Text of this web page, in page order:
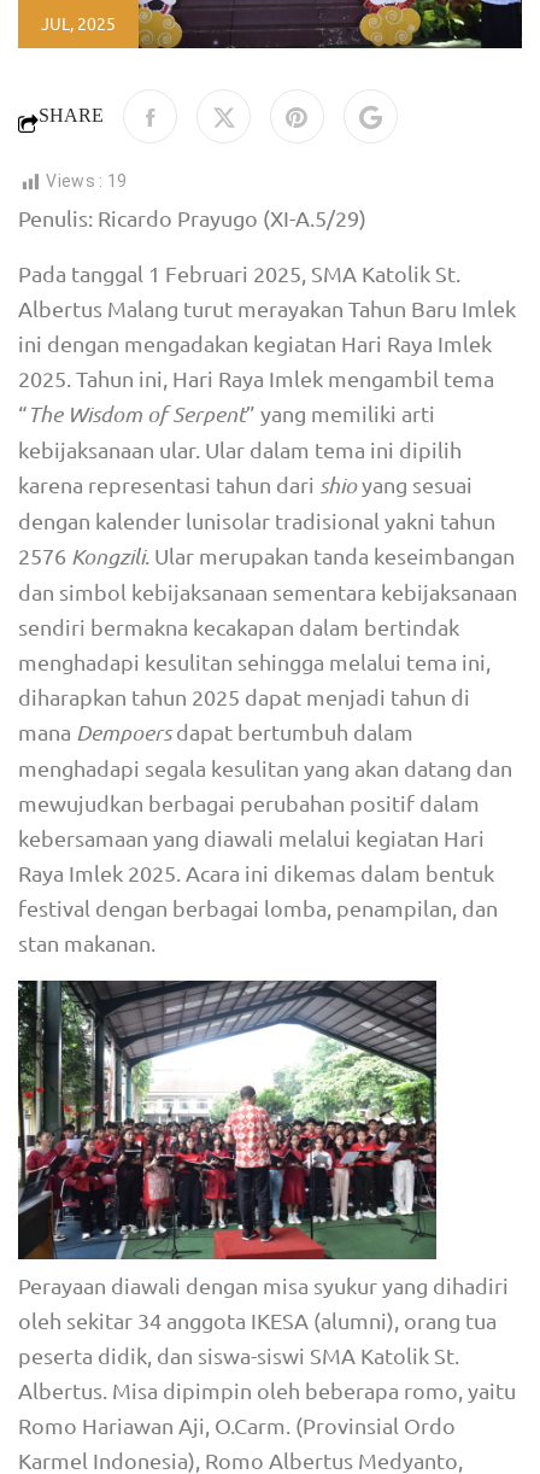
JUL, 2025
SHARE
Views : 19
Penulis: Ricardo Prayugo (XI-A.5/29)
Pada tanggal 1 Februari 2025, SMA Katolik St.
Albertus Malang turut merayakan Tahun Baru Imlek
ini dengan mengadakan kegiatan Hari Raya Imlek
2025. Tahun ini, Hari Raya Imlek mengambil tema
“The Wisdom of Serpent” yang memiliki arti
kebijaksanaan ular. Ular dalam tema ini dipilih
karena representasi tahun dari shioyang sesuai
dengan kalender lunisolar tradisional yakni tahun
2576 Kongzili. Ular merupakan tanda keseimbangan
dan simbol kebijaksanaan sementara kebijaksanaan
sendiri bermakna kecakapan dalam bertindak
menghadapi kesulitan sehingga melalui tema ini,
diharapkan tahun 2025 dapat menjadi tahun di
mana Dempoersdapat bertumbuh dalam
menghadapi segala kesulitan yang akan datang dan
mewujudkan berbagai perubahan positif dalam
kebersamaan yang diawali melalui kegiatan Hari
Raya Imlek 2025. Acara ini dikemas dalam bentuk
festival dengan berbagai lomba, penampilan, dan
stan makanan.
Perayaan diawali dengan misa syukur yang dihadiri
oleh sekitar 34 anggota IKESA (alumni), orang tua
peserta didik, dan siswa-siswi SMA Katolik St.
Albertus. Misa dipimpin oleh beberapa romo, yaitu
Romo Hariawan Aji, O.Carm. (Provinsial Ordo
Karmel Indonesia), Romo Albertus Medyanto,